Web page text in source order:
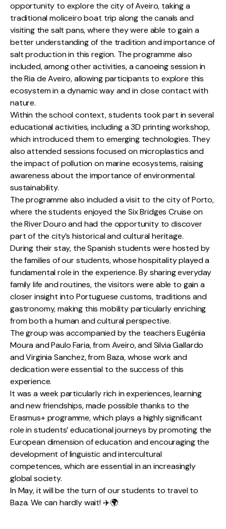
opportunity to explore the city of Aveiro, taking a
traditional moliceiro boat trip along the canals and
visiting the salt pans, where they were able to gain a
better understanding of the tradition and importance of
salt production in this region. The programme also
included, among other activities, a canoeing session in
the Ria de Aveiro, allowing participants to explore this
ecosystem in a dynamic way and in close contact with
nature.
Within the school context, students took part in several
educational activities, including a 3D printing workshop,
which introduced them to emerging technologies. They
also attended sessions focused on microplastics and
the impact of pollution on marine ecosystems, raising
awareness about the importance of environmental
sustainability.
The programme also included a visit to the city of Porto,
where the students enjoyed the Six Bridges Cruise on
the River Douro and had the opportunity to discover
part of the city’s historical and cultural heritage.
During their stay, the Spanish students were hosted by
the families of our students, whose hospitality played a
fundamental role in the experience. By sharing everyday
family life and routines, the visitors were able to gain a
closer insight into Portuguese customs, traditions and
gastronomy, making this mobility particularly enriching
from both a human and cultural perspective.
The group was accompanied by the teachers Eugénia
Moura and Paulo Faria, from Aveiro, and Silvia Gallardo
and Virginia Sanchez, from Baza, whose work and
dedication were essential to the success of this
experience.
It was a week particularly rich in experiences, learning
and new friendships, made possible thanks to the
Erasmus+ programme, which plays a highly significant
role in students’ educational journeys by promoting the
European dimension of education and encouraging the
development of linguistic and intercultural
competences, which are essential in an increasingly
global society.
In May, it will be the turn of our students to travel to
Baza. We can hardly wait! ✈️🌍